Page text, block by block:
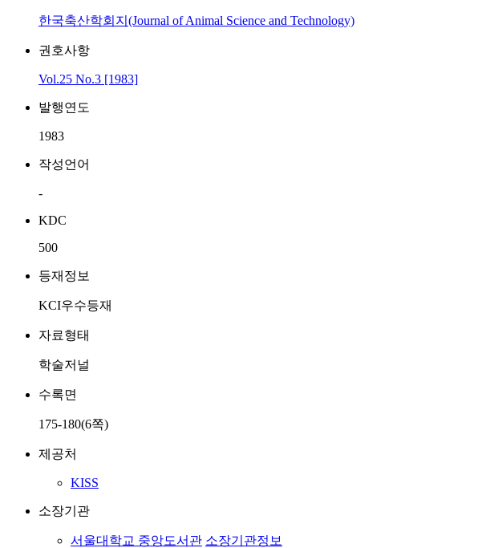
한국축산학회지(Journal of Animal Science and Technology)
권호사항
Vol.25 No.3 [1983]
발행연도
1983
작성언어
-
KDC
500
등재정보
KCI우수등재
자료형태
학술저널
수록면
175-180(6쪽)
제공처
KISS
소장기관
서울대학교 중앙도서관 소장기관정보